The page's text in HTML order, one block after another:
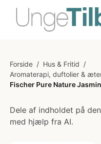
Forside / Hus & Fritid /
Aromaterapi, duftolier &
Fischer Pure Nature
Dele af indholdet på
med hjælp fra AI.